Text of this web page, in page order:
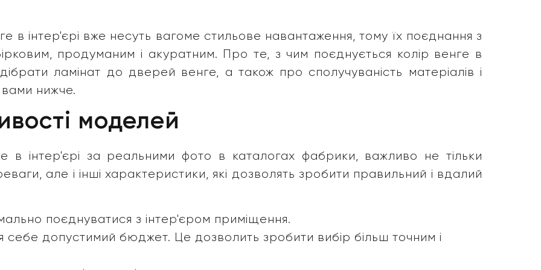
в інтер'єрі вже несуть вагоме стильове навантаження, тому їх поєднання з
продуманим і акуратним. Про те, з чим поєднується колір венге в
ламінат до дверей венге, а також про сполучуваність матеріалів і
вами нижче.
моделей
в інтер'єрі за реальними фото в каталогах фабрики, важливо не тільки
але і інші характеристики, які дозволять зробити правильний і вдалий
поєднуватися з інтер'єром приміщення.
себе допустимий бюджет. Це дозволить зробити вибір більш точним і